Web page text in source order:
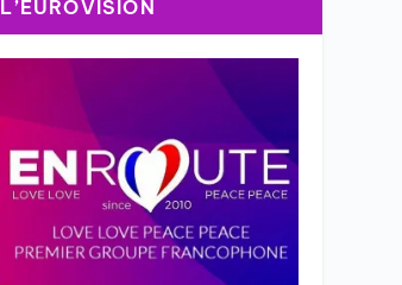
L’EUROVISION